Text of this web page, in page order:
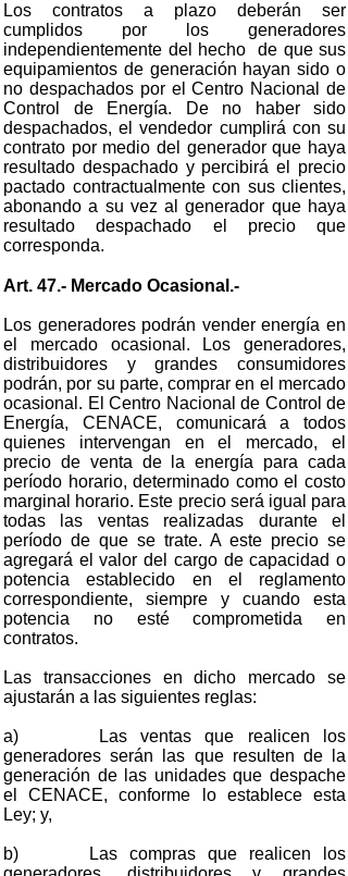
Los contratos a plazo deberán ser
cumplidos por los generadores
independientemente del hecho de que sus
equipamientos de generación hayan sido o
no despachados por el Centro Nacional de
Control de Energía. De no haber sido
despachados, el vendedor cumplirá con su
contrato por medio del generador que haya
resultado despachado y percibirá el precio
pactado contractualmente con sus clientes,
abonando a su vez al generador que haya
resultado despachado el precio que
corresponda.
Art. 47.- Mercado Ocasional.-
Los generadores podrán vender energía en
el mercado ocasional. Los generadores,
distribuidores y grandes consumidores
podrán, por su parte, comprar en el mercado
ocasional. El Centro Nacional de Control de
Energía, CENACE, comunicará a todos
quienes intervengan en el mercado, el
precio de venta de la energía para cada
período horario, determinado como el costo
marginal horario. Este precio será igual para
todas las ventas realizadas durante el
período de que se trate. A este precio se
agregará el valor del cargo de capacidad o
potencia establecido en el reglamento
correspondiente, siempre y cuando esta
potencia no esté comprometida en
contratos.
Las transacciones en dicho mercado se
ajustarán a las siguientes reglas:
a) Las ventas que realicen los
generadores serán las que resulten de la
generación de las unidades que despache
el CENACE, conforme lo establece esta
Ley; y,
b) Las compras que realicen los